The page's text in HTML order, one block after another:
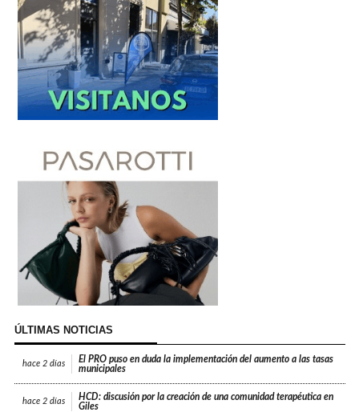
ÚLTIMAS NOTICIAS
hace 2 días
El PRO puso en duda la implementación del aumento a las tasas
municipales
hace 2 días
HCD: discusión por la creación de una comunidad terapéutica en
Giles